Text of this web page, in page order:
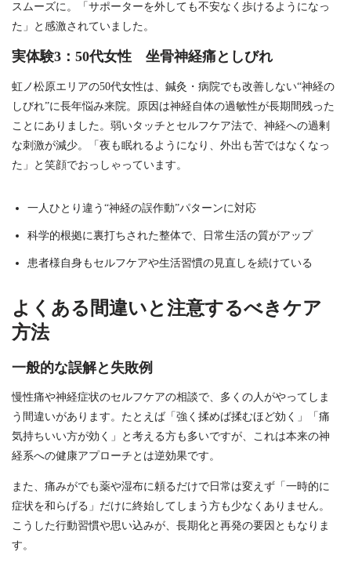
スムーズに。「サポーターを外しても不安なく歩けるようになっ
た」と感激されていました。
実体験3：50代女性 坐骨神経痛としびれ
虹ノ松原エリアの50代女性は、鍼灸・病院でも改善しない“神経の
しびれ”に長年悩み来院。原因は神経自体の過敏性が長期間残った
ことにありました。弱いタッチとセルフケア法で、神経への過剰
な刺激が減少。「夜も眠れるようになり、外出も苦ではなくなっ
た」と笑顔でおっしゃっています。
一人ひとり違う“神経の誤作動”パターンに対応
科学的根拠に裏打ちされた整体で、日常生活の質がアップ
患者様自身もセルフケアや生活習慣の見直しを続けている
よくある間違いと注意するべきケア
方法
一般的な誤解と失敗例
慢性痛や神経症状のセルフケアの相談で、多くの人がやってしま
う間違いがあります。たとえば「強く揉めば揉むほど効く」「痛
気持ちいい方が効く」と考える方も多いですが、これは本来の神
経系への健康アプローチとは逆効果です。
また、痛みがでも薬や湿布に頼るだけで日常は変えず「一時的に
症状を和らげる」だけに終始してしまう方も少なくありません。
こうした行動習慣や思い込みが、長期化と再発の要因ともなりま
す。